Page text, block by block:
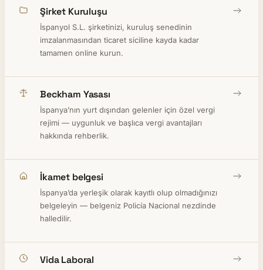
Şirket Kuruluşu
İspanyol S.L. şirketinizi, kuruluş senedinin
imzalanmasından ticaret siciline kayda kadar
tamamen online kurun.
Beckham Yasası
İspanya’nın yurt dışından gelenler için özel vergi
rejimi — uygunluk ve başlıca vergi avantajları
hakkında rehberlik.
İkamet belgesi
İspanya’da yerleşik olarak kayıtlı olup olmadığınızı
belgeleyin — belgeniz Policía Nacional nezdinde
halledilir.
Vida Laboral